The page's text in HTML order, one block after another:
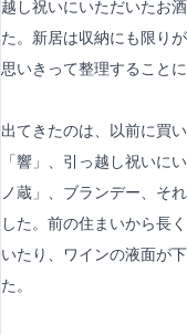
越し祝いにいただいたお
た。新居は収納にも限り
思いきって整理することに
出てきたのは、以前に買
「響」、引っ越し祝いに
ノ蔵」、ブランデー、そ
した。前の住まいから長
いたり、ワインの液面が
た。